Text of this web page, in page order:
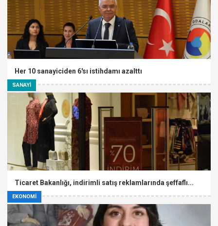
SANAYİ
Her 10 sanayiciden 6'sı istihdamı azalttı
EKONOMİ
Ticaret Bakanlığı, indirimli satış reklamlarında şeffaflı...